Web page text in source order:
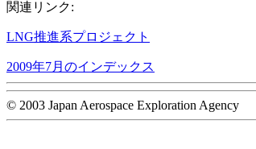
関連リンク:
LNG推進系プロジェクト
2009年7月のインデックス
© 2003 Japan Aerospace Exploration Agency